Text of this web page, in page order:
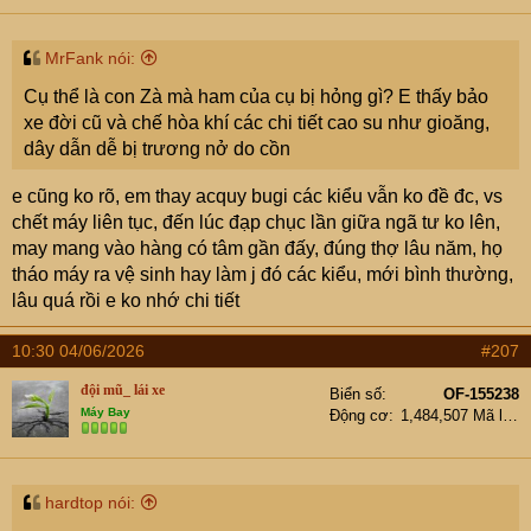
MrFank nói:
Cụ thể là con Zà mà ham của cụ bị hỏng gì? E thấy bảo
xe đời cũ và chế hòa khí các chi tiết cao su như gioăng,
dây dẫn dễ bị trương nở do cồn
e cũng ko rõ, em thay acquy bugi các kiểu vẫn ko đề đc, vs
chết máy liên tục, đến lúc đạp chục lần giữa ngã tư ko lên,
may mang vào hàng có tâm gần đấy, đúng thợ lâu năm, họ
tháo máy ra vệ sinh hay làm j đó các kiểu, mới bình thường,
lâu quá rồi e ko nhớ chi tiết
10:30 04/06/2026 #207
đội mũ_ lái xe
Máy Bay
Biển số
OF-155238
Động cơ
1,484,507 Mã lực
hardtop nói: